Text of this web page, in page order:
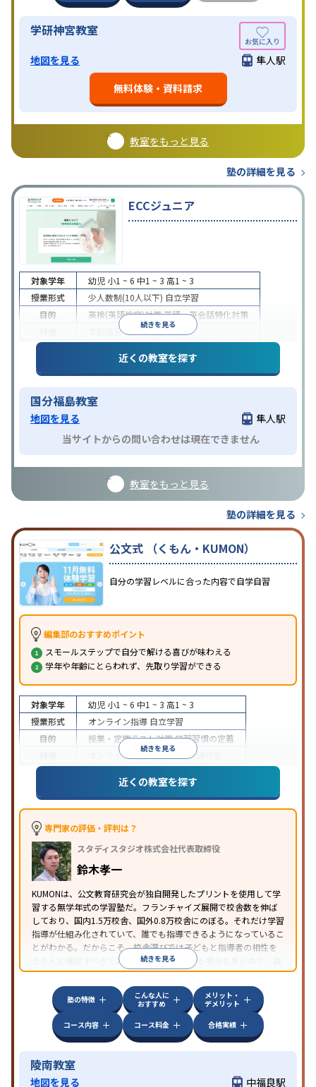
学研神宮教室
地図を見る
隼人駅
無料体験・資料請求
教室をもっと見る
塾の詳細を見る
ECCジュニア
続きを見る
対象学年 幼児 小1 ~ 6 中1 ~ 3 高1 ~ 3
授業形式
少人数制(10人以下) 自立学習
目的
英検(英語検定)対策英語・英会話特化対策
季節講習のみの受講可
近くの教室を探す
国分福島教室
地図を見る
隼人駅
当サイトからの問い合わせは現在できません
教室をもっと見る
塾の詳細を見る
公文式 （くもん・KUMON）
自分の学習レベルに合った内容で自学自習
編集部のおすすめポイント
スモールステップで自分で解ける喜びが味わえる
学年や年齢にとらわれず、先取り学習ができる
続きを見る
対象学年 幼児 小1 ~ 6 中1 ~ 3 高1 ~ 3
授業形式
オンライン指導 自立学習
目的
授業・定期テスト対策学習習慣の定着
オンライン対応1科目から受講可能
近くの教室を探す
専門家の評価・評判は？
スタディスタジオ株式会社代表取締役
鈴木孝一
KUMONは、公文教育研究会が独自開発したプリントを使用して学
習する無学年式の学習塾だ。フランチャイズ展開で校舎数を伸ば
しており、国内1.5万校舎、国外0.8万校舎にのぼる。それだけ学習
指導が仕組み化されていて、誰でも指導できるようになっているこ
とがわかる。だからこそ、校舎選びでは子どもと指導者の相性を
きちんと確認すべきである。近所に2校舎ある場合も多いので、両
方見学してみることをオススメする。
続きを見る
塾の特徴
こんな人に
おすすめ
メリット・
デメリット
コース内容
コース料金 合格実績
陵南教室
地図を見る 中福良駅